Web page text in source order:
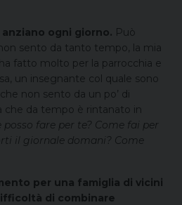
ogni giorno. Può
sento da tanto tempo, la mia
fatto molto per la parrocchia e
un insegnante col quale sono
non sento da un po’ di
che da tempo è rintanato in
posso fare per te? Come fai per
il giornale domani? Come
per una famiglia di vicini
di combinare